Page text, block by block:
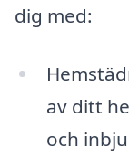
dig med:
av ditt
och